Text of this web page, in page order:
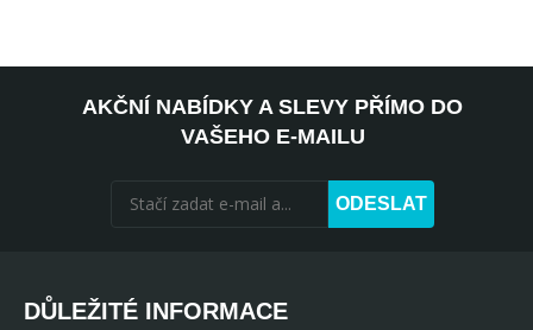
AKČNÍ NABÍDKY A SLEVY PŘÍMO DO
VAŠEHO E-MAILU
ODESLAT
DŮLEŽITÉ INFORMACE